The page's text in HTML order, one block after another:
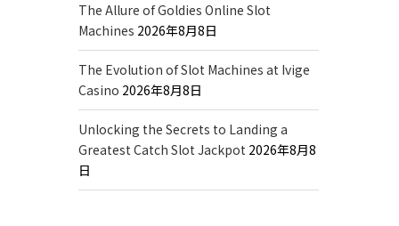
The Allure of Goldies Online Slot
Machines 2026年8月8日
The Evolution of Slot Machines at Ivige
Casino 2026年8月8日
Unlocking the Secrets to Landing a
Greatest Catch Slot Jackpot 2026年8月8
日